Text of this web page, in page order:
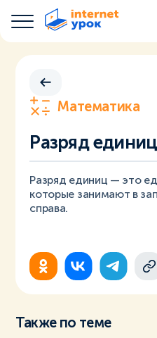
Математика
Разряд единиц
Разряд единиц — это
которые занимают в
справа.
Также по теме